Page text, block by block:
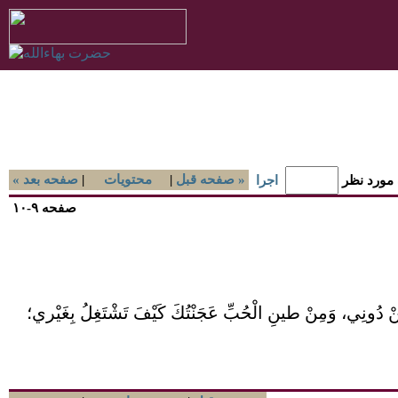
« صفحه بعد | محتويات | صفحه قبل » نظر اجرا
دُونِي، وَمِنْ طينِ الْحُبِّ عَجَنْتُكَ كَيْفَ تَشْتَغِلُ بِغَيْري؛